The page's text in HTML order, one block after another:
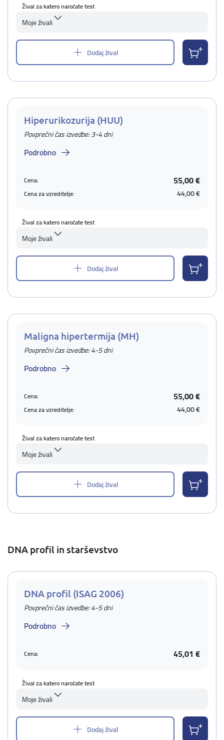
Žival za katero naročate test
Moje živali
Dodaj žival
Hiperurikozurija (HUU)
Povprečni čas izvedbe: 3-4 dni
Podrobno
Cena: 55,00 €
Cena za vzreditelje: 44,00 €
Žival za katero naročate test
Moje živali
Dodaj žival
Maligna hipertermija (MH)
Povprečni čas izvedbe: 4-5 dni
Podrobno
Cena: 55,00 €
Cena za vzreditelje: 44,00 €
Žival za katero naročate test
Moje živali
Dodaj žival
DNA profil in starševstvo
DNA profil (ISAG 2006)
Povprečni čas izvedbe: 4-5 dni
Podrobno
Cena: 45,01 €
Žival za katero naročate test
Moje živali
Dodaj žival